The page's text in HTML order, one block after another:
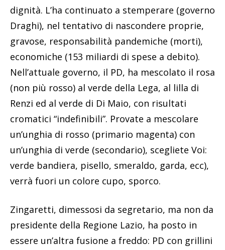
dignità. L’ha continuato a stemperare (governo
Draghi), nel tentativo di nascondere proprie,
gravose, responsabilità pandemiche (morti),
economiche (153 miliardi di spese a debito).
Nell’attuale governo, il PD, ha mescolato il rosa
(non più rosso) al verde della Lega, al lilla di
Renzi ed al verde di Di Maio, con risultati
cromatici “indefinibili”. Provate a mescolare
un’unghia di rosso (primario magenta) con
un’unghia di verde (secondario), scegliete Voi:
verde bandiera, pisello, smeraldo, garda, ecc),
verrà fuori un colore cupo, sporco.
Zingaretti, dimessosi da segretario, ma non da
presidente della Regione Lazio, ha posto in
essere un’altra fusione a freddo: PD con grillini